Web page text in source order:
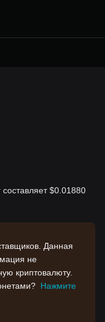
$0.01880
Данная
не
криптовалюту.
Нажмите